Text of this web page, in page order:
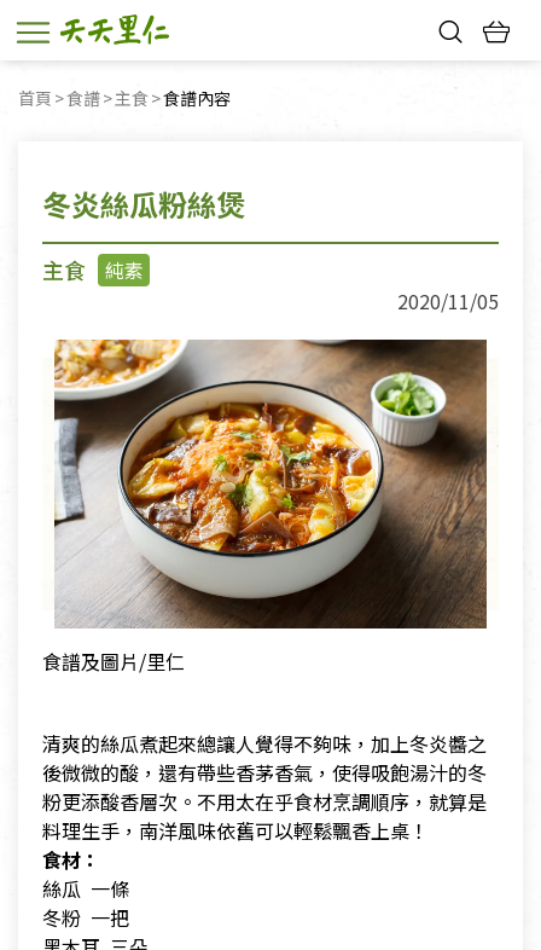
首頁 食譜 主食 目前頁面：
食譜內容
冬炎絲瓜粉絲煲
主食
純素
2020/11/05
食譜及圖片/里仁
清爽的絲瓜煮起來總讓人覺得不夠味，加上冬炎醬之
後微微的酸，還有帶些香茅香氣，使得吸飽湯汁的冬
粉更添酸香層次。不用太在乎食材烹調順序，就算是
料理生手，南洋風味依舊可以輕鬆飄香上桌！
食材：
絲瓜 一條
冬粉 一把